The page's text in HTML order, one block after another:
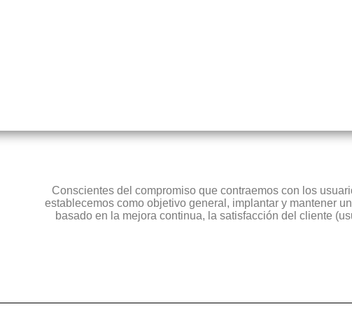
Conscientes del compromiso que contraemos con los
establecemos como objetivo general, implantar y mantener
basado en la mejora continua, la satisfacción del cliente